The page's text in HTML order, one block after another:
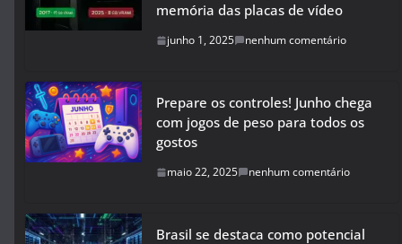
memória das placas de vídeo
junho 1, 2025 nenhum comentário
Prepare os controles! Junho chega
com jogos de peso para todos os
gostos
maio 22, 2025 nenhum comentário
Brasil se destaca como potencial